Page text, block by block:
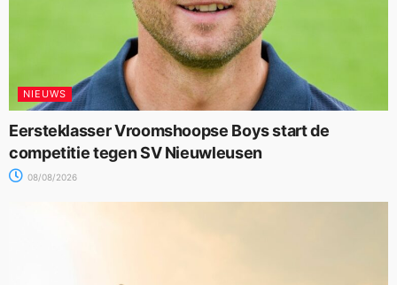
NIEUWS
Eersteklasser Vroomshoopse Boys start de
competitie tegen SV Nieuwleusen
08/08/2026